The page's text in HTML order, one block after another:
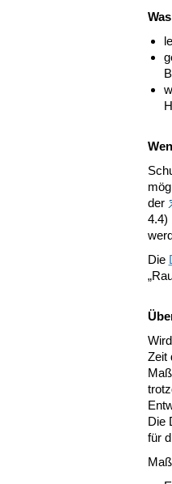
der
4.4)
Die
Zeit
Die
für